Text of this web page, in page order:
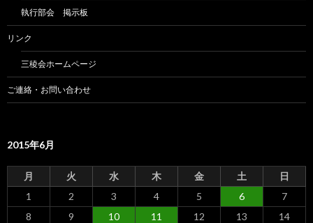
執行部会 掲示板
リンク
三稜会ホームページ
ご連絡・お問い合わせ
2015年6月
月 火 水 木 金 土 日
1 2 3 4 5 6
7
8
9 10 11 12 13
14